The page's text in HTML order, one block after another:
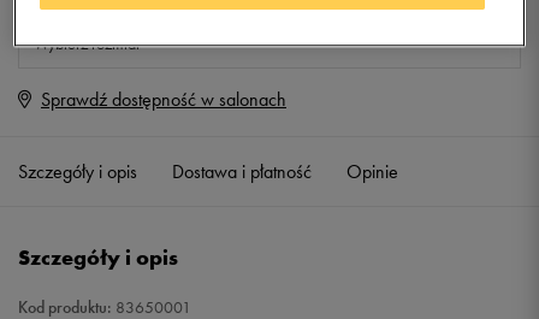
Wybierz rozmiar
M Powiadom o dostępności
L Powiadom o dostępności
XXL
Sprawdź dostępność w salonach
Szczegóły i opis Dostawa i płatność Opinie
Szczegóły i opis
Kod produktu: 83650001